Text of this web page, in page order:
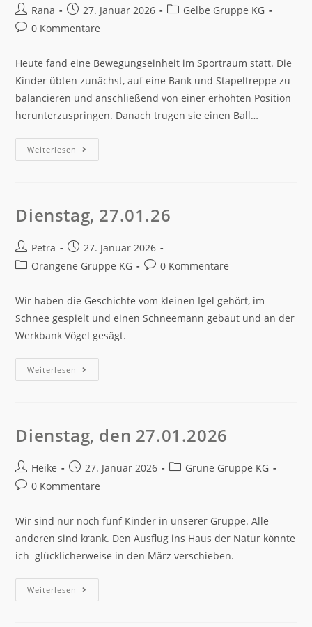
Rana 27. Januar 2026
Gelbe Gruppe KG
0 Kommentare
Heute fand eine Bewegungseinheit im Sportraum statt. Die
Kinder übten zunächst, auf eine Bank und Stapeltreppe zu
balancieren und anschließend von einer erhöhten Position
herunterzuspringen. Danach trugen sie einen Ball…
Weiterlesen
Dienstag, 27.01.26
Petra
27. Januar 2026
Orangene Gruppe KG
0 Kommentare
Wir haben die Geschichte vom kleinen Igel gehört, im
Schnee gespielt und einen Schneemann gebaut und an der
Werkbank Vögel gesägt.
Weiterlesen
Dienstag, den 27.01.2026
Heike 27. Januar 2026
Grüne Gruppe KG
0 Kommentare
Wir sind nur noch fünf Kinder in unserer Gruppe. Alle
anderen sind krank. Den Ausflug ins Haus der Natur könnte
ich glücklicherweise in den März verschieben.
Weiterlesen